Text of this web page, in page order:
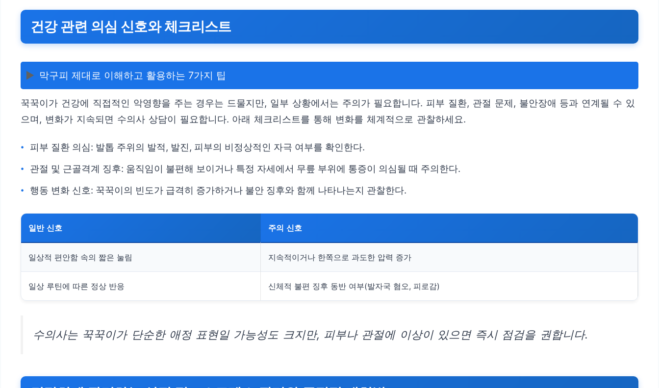
건강 관련 의심 신호와 체크리스트
▶️ 막구피 제대로 이해하고 활용하는 7가지 팁
꾹꾹이가 건강에 직접적인 악영향을 주는 경우는 드물지만, 일부 상황에서는 주의가 필요합니다. 피부 질환, 관절 문제, 불안장애 등과 연계될 수 있
으며, 변화가 지속되면 수의사 상담이 필요합니다. 아래 체크리스트를 통해 변화를 체계적으로 관찰하세요.
피부 질환 의심: 발톱 주위의 발적, 발진, 피부의 비정상적인 자극 여부를 확인한다.
관절 및 근골격계 징후: 움직임이 불편해 보이거나 특정 자세에서 무릎 부위에 통증이 의심될 때 주의한다.
행동 변화 신호: 꾹꾹이의 빈도가 급격히 증가하거나 불안 징후와 함께 나타나는지 관찰한다.
일반 신호 주의 신호
일상적 편안함 속의 짧은 눌림 지속적이거나 한쪽으로 과도한 압력 증가
일상 루틴에 따른 정상 반응 신체적 불편 징후 동반 여부(발자국 혐오, 피로감)
수의사는 꾹꾹이가 단순한 애정 표현일 가능성도 크지만, 피부나 관절에 이상이 있으면 즉시 점검을 권합니다.